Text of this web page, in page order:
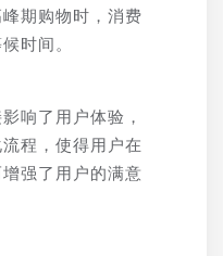
期购物时，消费
时间。
响了用户体验，
程，使得用户在
强了用户的满意